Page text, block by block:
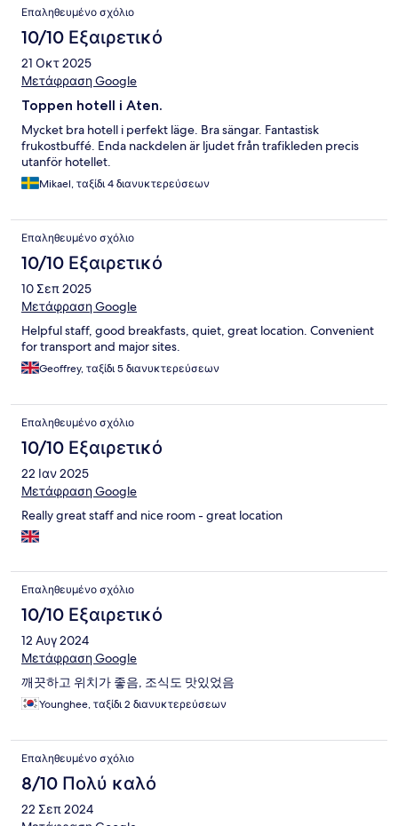
Επαληθευμένο σχόλιο
10/10 Εξαιρετικό
21 Οκτ 2025
Μετάφραση Google
Toppen hotell i Aten.
Mycket bra hotell i perfekt läge. Bra sängar. Fantastisk
frukostbuffé. Enda nackdelen är ljudet från trafikleden precis
utanför hotellet.
Mikael, ταξίδι 4 διανυκτερεύσεων
Επαληθευμένο σχόλιο
10/10 Εξαιρετικό
10 Σεπ 2025
Μετάφραση Google
Helpful staff, good breakfasts, quiet, great location. Convenient
for transport and major sites.
Geoffrey, ταξίδι 5 διανυκτερεύσεων
Επαληθευμένο σχόλιο
10/10 Εξαιρετικό
22 Ιαν 2025
Μετάφραση Google
Really great staff and nice room - great location
Επαληθευμένο σχόλιο
10/10 Εξαιρετικό
12 Αυγ 2024
Μετάφραση Google
깨끗하고 위치가 좋음, 조식도 맛있었음
Younghee, ταξίδι 2 διανυκτερεύσεων
Επαληθευμένο σχόλιο
8/10 Πολύ καλό
22 Σεπ 2024